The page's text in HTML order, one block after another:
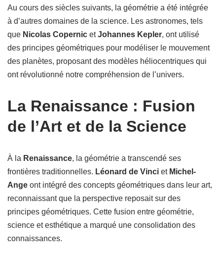
Au cours des siècles suivants, la géométrie a été intégrée
à d’autres domaines de la science. Les astronomes, tels
que Nicolas Copernic etJohannes Kepler, ont utilisé
des principes géométriques pour modéliser le mouvement
des planètes, proposant des modèles héliocentriques qui
ont révolutionné notre compréhension de l’univers.
La Renaissance : Fusion
de l’Art et de la Science
À la Renaissance, la géométrie a transcendé ses
frontières traditionnelles. Léonard de Vinci et Michel-
Ange ont intégré des concepts géométriques dans leur art,
reconnaissant que la perspective reposait sur des
principes géométriques. Cette fusion entre géométrie,
science et esthétique a marqué une consolidation des
connaissances.